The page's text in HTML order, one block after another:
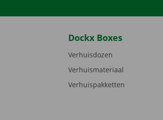
Dockx Boxes
Verhuisdozen
Verhuismateriaal
Verhuispakketten